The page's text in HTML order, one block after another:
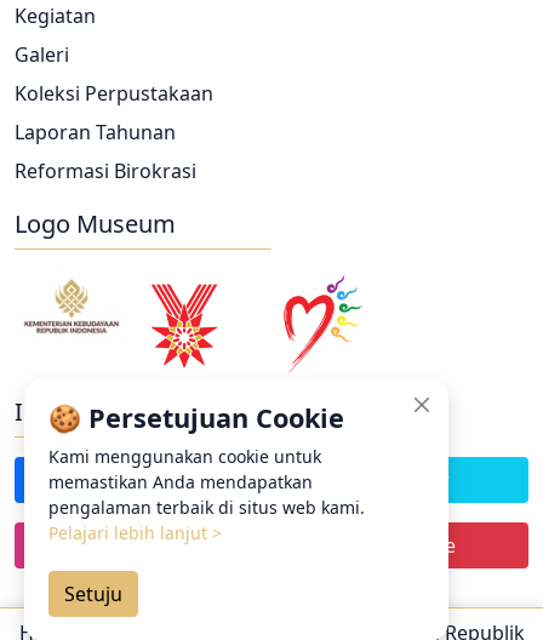
Kegiatan
Galeri
Koleksi Perpustakaan
Laporan Tahunan
Reformasi Birokrasi
Logo Museum
Ikuti Kami
Facebook Twitter
Instagram Youtube
Developed by Agung W. Prasetiyo | Atas Nalar Desain Studio
Hak Cipta © 2026 oleh Museum Kepresidenan Republik
🍪 Persetujuan Cookie
Kami menggunakan cookie untuk
memastikan Anda mendapatkan
pengalaman terbaik di situs web kami.
Pelajari lebih lanjut >
Setuju